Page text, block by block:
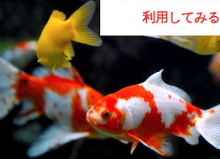
利用してみる